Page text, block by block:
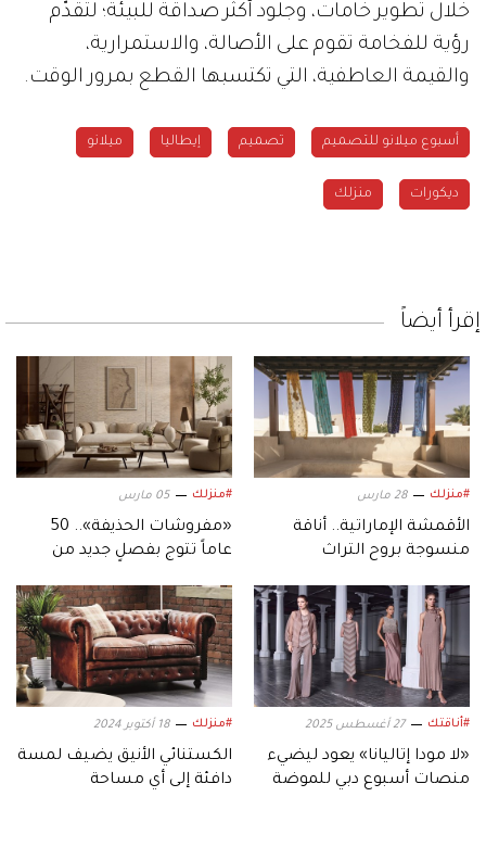
خلال تطوير خامات، وجلود أكثر صداقةً للبيئة؛ لتقدّم
رؤية للفخامة تقوم على الأصالة، والاستمرارية،
والقيمة العاطفية، التي تكتسبها القطع بمرور الوقت.
أسبوع ميلانو للتصميم تصميم إيطاليا ميلانو
ديكورات منزلك
إقرأ أيضاً
#منزلك 28 مارس
الأقمشة الإماراتية.. أناقة
منسوجة بروح التراث
#منزلك 05 مارس
«مفروشات الحذيفة».. 50
عاماً تتوج بفصلٍ جديد من
#أناقتك 27 أغسطس 2025
«لا مودا إتاليانا» يعود ليضيء
منصات أسبوع دبي للموضة
#منزلك 18 أكتوبر 2024
الكستنائي الأنيق يضيف لمسة
دافئة إلى أي مساحة